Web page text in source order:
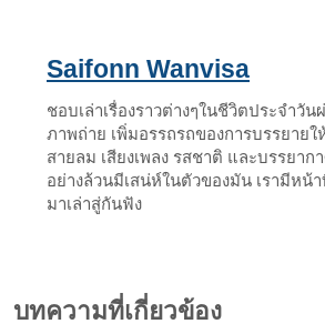
Saifonn Wanvisa
ชอบเล่าเรื่องราวต่างๆในชีวิตประจำวัน
ภาพถ่าย เพิ่มอรรถรถของการบรรยายใ
สายลม เสียงเพลง รสชาติ และบรรยา
อย่างล้วนมีเสน่ห์ในตัวของมัน เรามีหน้
มาเล่าสู่กันฟัง
บทความที่เกี่ยวข้อง